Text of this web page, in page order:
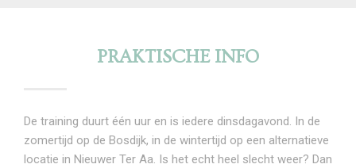
PRAKTISCHE INFO
De training duurt één uur en is iedere dinsdagavond. In de
zomertijd op de Bosdijk, in de wintertijd op een alternatieve
locatie in Nieuwer Ter Aa. Is het echt heel slecht weer? Dan